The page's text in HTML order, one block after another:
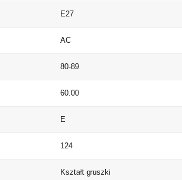
E27
AC
80-89
60.00
E
124
Kształt gruszki